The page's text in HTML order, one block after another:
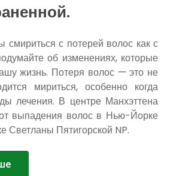
смириться с потерей волос как с
об изменениях, которые
жизнь. Потеря волос — это не
мириться, особенно когда
лечения. В центре Манхэттена
выпадения волос в Нью-Йорке
Светланы Пятигорской NP.